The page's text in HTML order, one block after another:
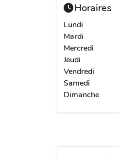
Horaires
Lundi
Mardi
Mercredi
Jeudi
Vendredi
Samedi
Dimanche